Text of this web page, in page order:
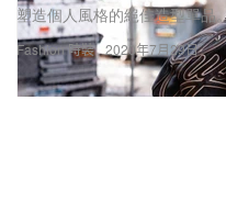
Fashion 時裝
塑造個人風格的絕佳造型單品
2020年7月29日